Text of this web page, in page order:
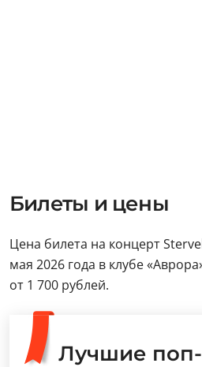
Билеты и цены
Цена билета на концерт
мая 2026 года в клубе
от 1 700 рублей.
Лучшие поп-